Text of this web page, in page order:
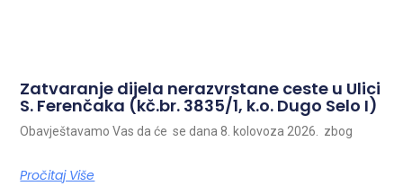
Zatvaranje dijela nerazvrstane ceste u Ulici
S. Ferenčaka (kč.br. 3835/1, k.o. Dugo Selo I)
Obavještavamo Vas da će se dana 8. kolovoza 2026. zbog
Pročitaj Više